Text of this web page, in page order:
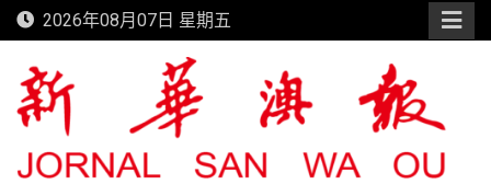
Skip
to
content
2026年08月07日 星期五